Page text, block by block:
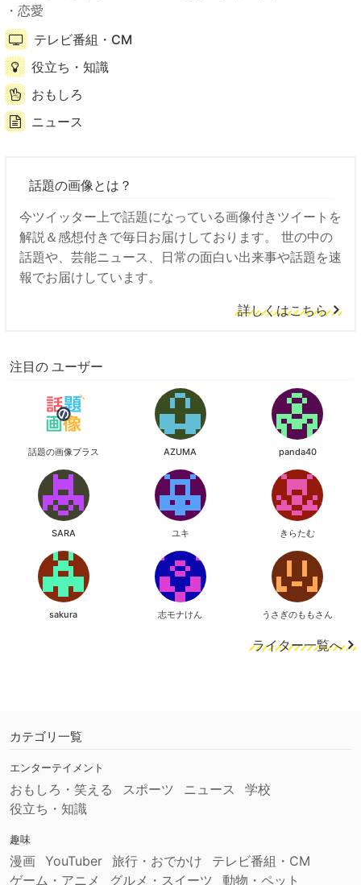
恋愛
テレビ番組・CM
役立ち・知識
おもしろ
ニュース
話題の画像とは？
今ツイッター上で話題になっている画像付きツイートを
解説＆感想付きで毎日お届けしております。 世の中の
話題や、芸能ニュース、日常の面白い出来事や話題を速
報でお届けしています。
詳しくはこちら
注目の ユーザー
話題の画像プラス AZUMA panda40
SARA ユキ きらたむ
sakura 志モナけん うさぎのももさん
ライター一覧へ
カテゴリ一覧
エンターテイメント
おもしろ・笑える スポーツ ニュース
学校
役立ち・知識
趣味
漫画 YouTuber 旅行・おでかけ
テレビ番組・CM
ゲーム・アニメ
グルメ・スイーツ 動物・ペット